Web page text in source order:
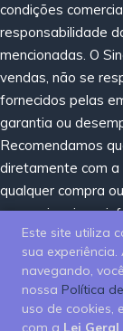
condições
responsabilidade
mencionadas. O
vendas, não se
fornecidos pelas
garantia ou
Recomendamos
diretamente com
qualquer compra
promocionais ou
recomendação,
Este site utiliza
sua
navegando,
nossa Política
uso de cookies,
com a Lei